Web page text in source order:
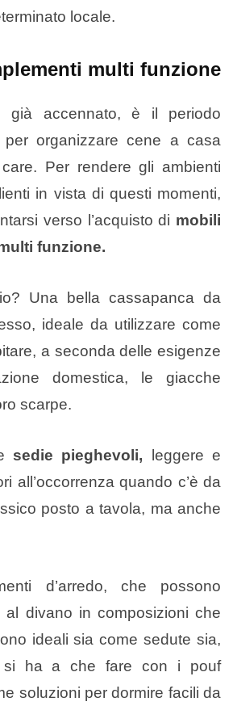
locale.
multi funzione
già accennato, è il periodo
per organizzare cene a casa
Per rendere gli ambienti
in vista di questi momenti,
verso l’acquisto di mobili
funzione.
Una bella cassapanca da
ideale da utilizzare come
a seconda delle esigenze
domestica, le giacche
scarpe.
sedie pieghevoli, leggere e
all’occorrenza quando c’è da
posto a tavola, ma anche
d’arredo, che possono
al divano in composizioni che
ideali sia come sedute sia,
ha a che fare con i pouf
soluzioni per dormire facili da